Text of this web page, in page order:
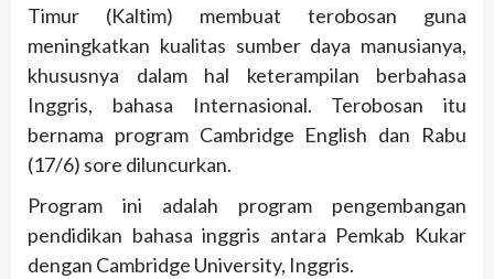
Timur (Kaltim) membuat terobosan guna
meningkatkan kualitas sumber daya manusianya,
khususnya dalam hal keterampilan berbahasa
Inggris, bahasa Internasional. Terobosan itu
bernama program Cambridge English dan Rabu
(17/6) sore diluncurkan.
Program ini adalah program pengembangan
pendidikan bahasa inggris antara Pemkab Kukar
dengan Cambridge University, Inggris.